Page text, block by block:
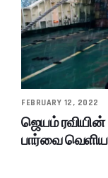
FEBRUARY 12, 2022
ஜெயம்
பார்வை